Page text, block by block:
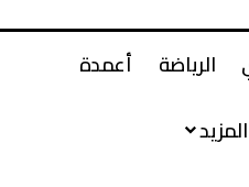
الرياضة
أعمدة
المزيد